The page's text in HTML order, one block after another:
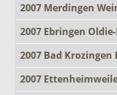
2007 Merdingen
2007 Ebringen
2007 Bad
2007